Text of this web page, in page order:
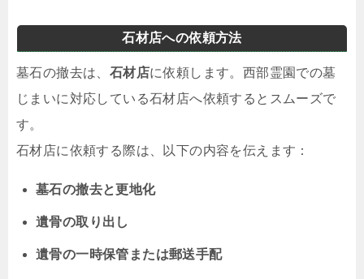
石材店への依頼方法
墓石の撤去は、 石材店に依頼します。西部霊園での墓
じまいに対応している石材店へ依頼するとスムーズで
す。
石材店に依頼する際は、以下の内容を伝えます：
墓石の撤去と更地化
遺骨の取り出し
遺骨の一時保管または郵送手配